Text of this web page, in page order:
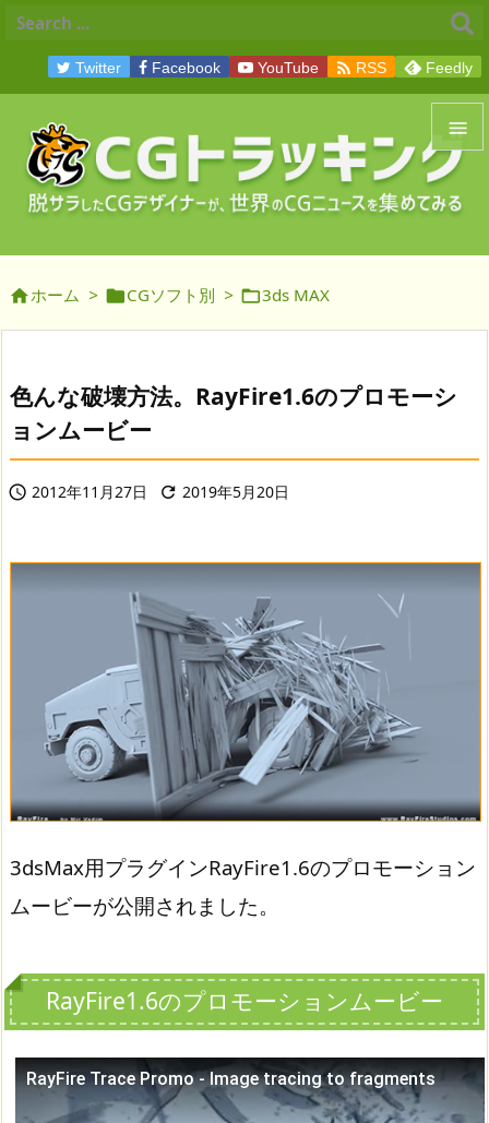


メニュ
前へ
次へ
Twitter Facebook YouTube  RSS Feedly
ホーム > CGソフト別 > 3ds MAX
色んな破壊方法。RayFire1.6のプロモーシ
ョンムービー
 2012年11月27日  2019年5月20日
3dsMax用プラグインRayFire1.6のプロモーション
ムービーが公開されました。
RayFire1.6のプロモーションムービー
RayFire Trace Promo - Image tracing to fragments
この動画を YouTube で視聴